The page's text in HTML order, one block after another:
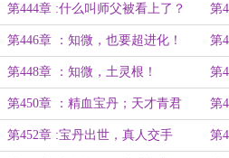
（1
第444章 :什么叫师父被看上了？
（2）
第
第446章 ：知微，也要超进化！ 第
第448章 ：知微，土灵根！ 第
第450章 ：精血宝丹；天才青君 第
第452章 :宝丹出世，真人交手 第